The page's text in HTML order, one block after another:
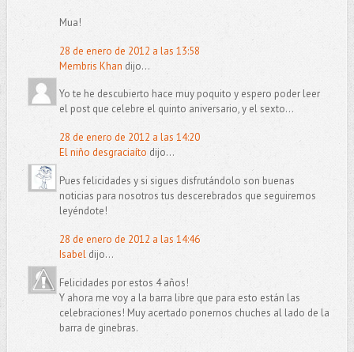
Mua!
28 de enero de 2012 a las 13:58
Membris Khan dijo...
Yo te he descubierto hace muy poquito y espero poder leer
el post que celebre el quinto aniversario, y el sexto...
28 de enero de 2012 a las 14:20
El niño desgraciaíto dijo...
Pues felicidades y si sigues disfrutándolo son buenas
noticias para nosotros tus descerebrados que seguiremos
leyéndote!
28 de enero de 2012 a las 14:46
Isabeldijo...
Felicidades por estos 4 años!
Y ahora me voy a la barra libre que para esto están las
celebraciones! Muy acertado ponernos chuches al lado de la
barra de ginebras.